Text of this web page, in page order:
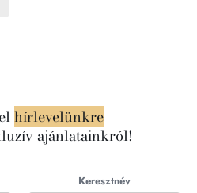
hírlevelünkre
ajánlatainkról!
Keresztnév